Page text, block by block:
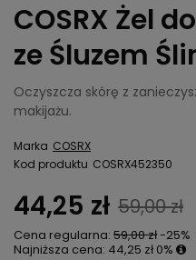
COSRX Żel
ze Śluzem
Oczyszcza skórę z
makijażu.
Marka COSRX
Kod produktu COSRX452350
44,25 zł 59,00 zł
Cena regularna: 59,00 zł-25%
Najniższa cena: 44,25 zł 0%